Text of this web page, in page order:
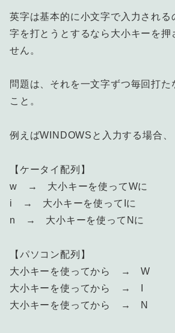
英字は基本的に小文字で入力される
字を打とうとするなら大小キーを押
せん。
問題は、それを一文字ずつ毎回打た
こと。
例えばWINDOWSと入力する場合、
【ケータイ配列】
w → 大小キーを使ってWに
i → 大小キーを使ってIに
n → 大小キーを使ってNに
【パソコン配列】
大小キーを使ってから → W
大小キーを使ってから → I
大小キーを使ってから → N